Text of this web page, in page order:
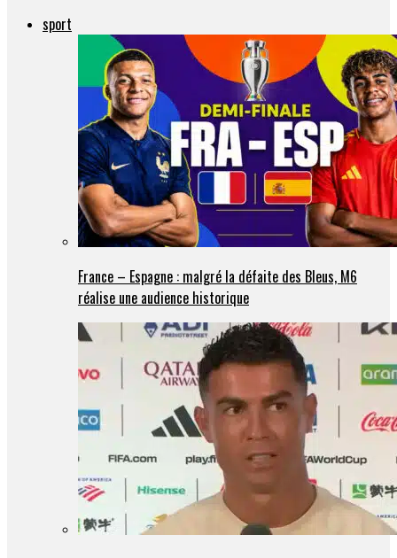
sport
France – Espagne : malgré la défaite des Bleus, M6
réalise une audience historique